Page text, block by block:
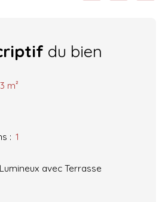
du bien
m²
: 1
avec Terrasse